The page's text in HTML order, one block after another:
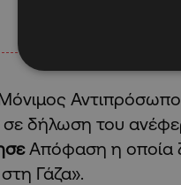
σε δήλωση του
Απόφαση η οποία
Γάζα».